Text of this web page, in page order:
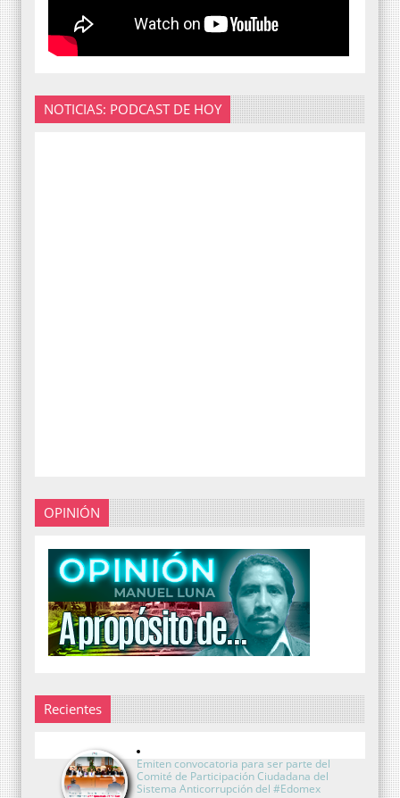
NOTICIAS: PODCAST DE HOY
OPINIÓN
Recientes
Emiten convocatoria para ser parte del
Comité de Participación Ciudadana del
Sistema Anticorrupción del #Edomex